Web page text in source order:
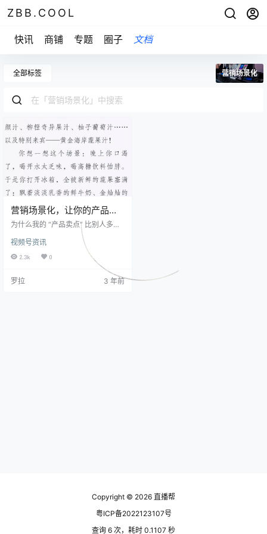
ZBB.COOL
快讯 商铺 专题 圈子 文档
全部标签 营销场景化
营销场景化，让你的产品更
吸引人
为什么我的 “产品卖点” 比别人多，
用户还是买了别人的？这届消费者
是不是有毛病？ 一、被感觉操控的
我们 你可能不会相信，我们95%的
行为决策其实都是由情绪和感受主
导。尤其是当我们信息不足，无法
全盘斟酌的时候，我们更容易跟着
视频号资讯
2.3k 0
罗拉 3 年前
Copyright © 2026 直播帮
粤ICP备2022123107号
查询 6 次，耗时 0.1107 秒